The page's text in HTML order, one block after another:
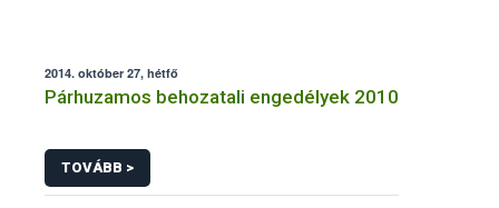
2014. október 27, hétfő
Párhuzamos behozatali engedélyek 2010
TOVÁBB >